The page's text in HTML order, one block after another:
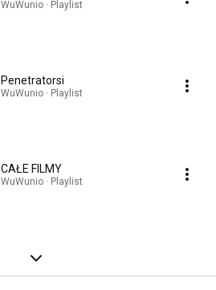
WuWunio · Playlist
Penetratorsi
WuWunio · Playlist
CAŁE FILMY
WuWunio · Playlist